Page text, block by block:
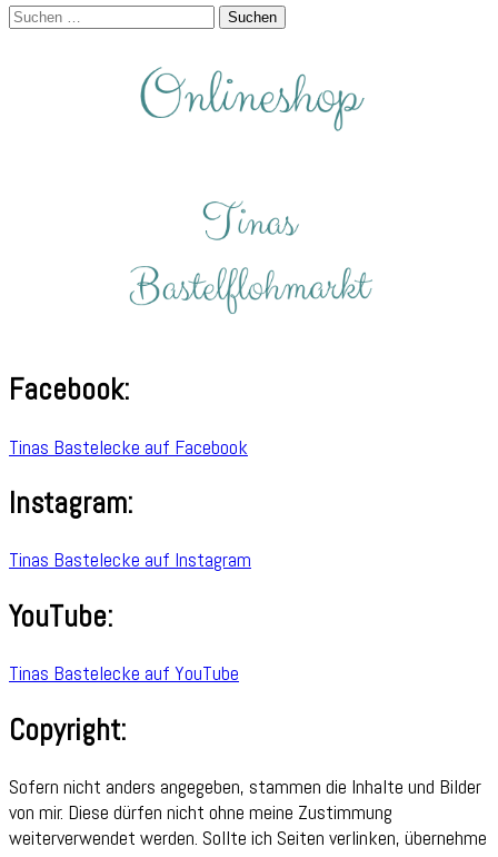
Suchen
Facebook:
Tinas Bastelecke auf Facebook
Instagram:
Tinas Bastelecke auf Instagram
YouTube:
Tinas Bastelecke auf YouTube
Copyright:
Sofern nicht anders angegeben, stammen die Inhalte und Bilder
von mir. Diese dürfen nicht ohne meine Zustimmung
weiterverwendet werden. Sollte ich Seiten verlinken, übernehme